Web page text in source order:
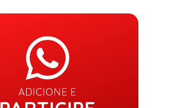
ADICIONE E